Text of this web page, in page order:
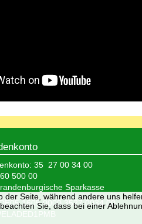
35 27 00 34 00
500 00
Sparkasse
1605 0000 3527 0034 00
Seite, während andere uns
Sie, dass bei einer